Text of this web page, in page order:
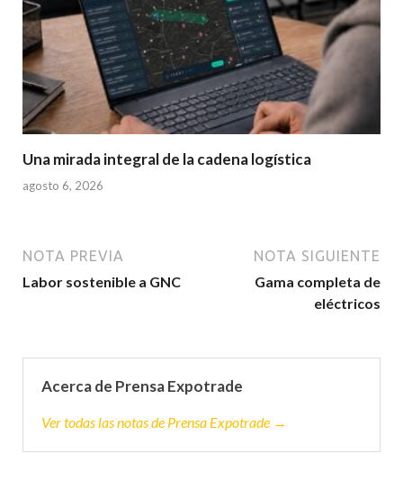
Una mirada integral de la cadena logística
agosto 6, 2026
NOTA PREVIA
Labor sostenible a GNC
NOTA SIGUIENTE
Gama completa de
eléctricos
Acerca de Prensa Expotrade
Ver todas las notas de Prensa Expotrade →